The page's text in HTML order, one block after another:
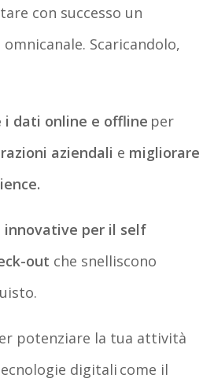
con successo un
omnicanale. Scaricandolo,
i dati online e offline per
aziendali e migliorare
.
innovative per il self
out che snelliscono
potenziare la tua attività
digitali come il